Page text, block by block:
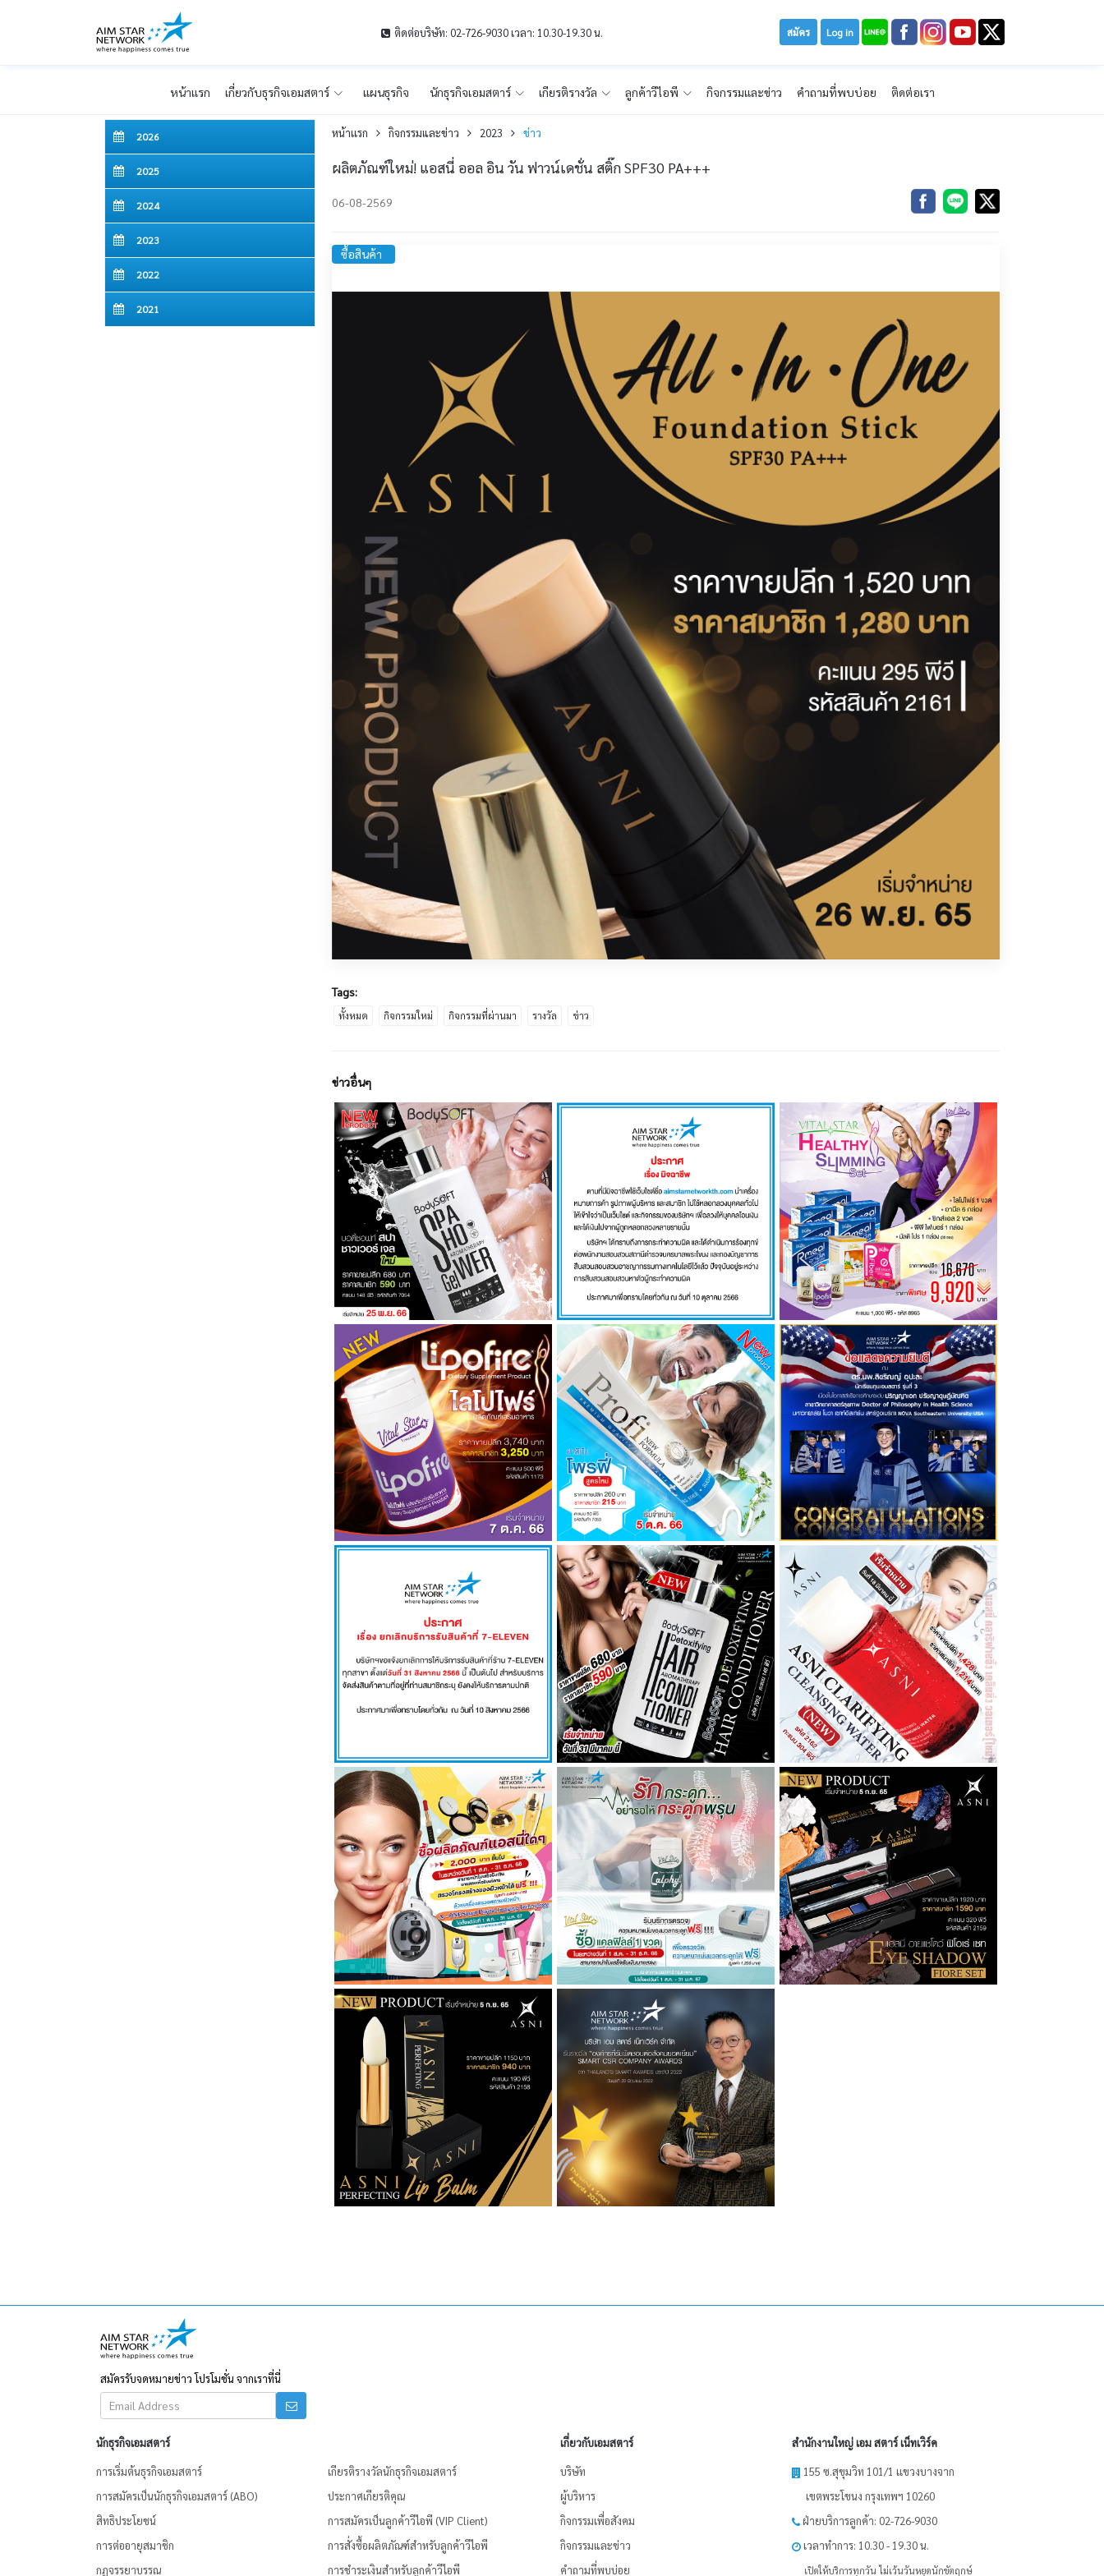
ติดต่อบริษัท: 02-726-9030 เวลา: 10.30-19.30 น. Log in
สมัคร
หน้าเเรก เกี่ยวกับธุรกิจเอมสตาร์ แผนธุรกิจ นักธุรกิจเอมสตาร์ เกียรติรางวัล ลูกค้าวีไอพี กิจกรรมและข่าว คำถามที่พบบ่อย ติดต่อเรา
2026
2025
2024
2023
2022
2021
หน้าเเรก กิจกรรมและข่าว 2023 ข่าว
ผลิตภัณฑ์ใหม่! แอสนี่ ออล อิน วัน ฟาวน์เดชั่น สติ๊ก SPF30 PA+++
06-08-2569
ซื้อสินค้า
Tags:
ทั้งหมด กิจกรรมใหม่ กิจกรรมที่ผ่านมา รางวัล ข่าว
ข่าวอื่นๆ
สมัครรับจดหมายข่าว โปรโมชั่น จากเราที่นี่
นักธุรกิจเอมสตาร์
การเริ่มต้นธุรกิจเอมสตาร์
การสมัครเป็นนักธุรกิจเอมสตาร์ (ABO)
สิทธิประโยชน์
การต่ออายุสมาชิก
กฏจรรยาบรรณ
เกียรติรางวัลนักธุรกิจเอมสตาร์
ประกาศเกียรติคุณ
การสมัครเป็นลูกค้าวีไอพี (VIP Client)
การสั่งซื้อผลิตภัณฑ์สำหรับลูกค้าวีไอพี
การชำระเงินสำหรับลูกค้าวีไอพี
เกี่ยวกับเอมสตาร์
บริษัท
ผู้บริหาร
กิจกรรมเพื่อสังคม
กิจกรรมและข่าว
คำถามที่พบบ่อย
สำนักงานใหญ่ เอม สตาร์ เน็ทเวิร์ค
155 ซ.สุขุมวิท 101/1 เเขวงบางจาก
เขตพระโขนง กรุงเทพฯ 10260
ฝ่ายบริการลูกค้า: 02-726-9030
เวลาทำการ: 10.30 - 19.30 น.
เปิดให้บริการทุกวัน ไม่เว้นวันหยุดนักขัตฤกษ์